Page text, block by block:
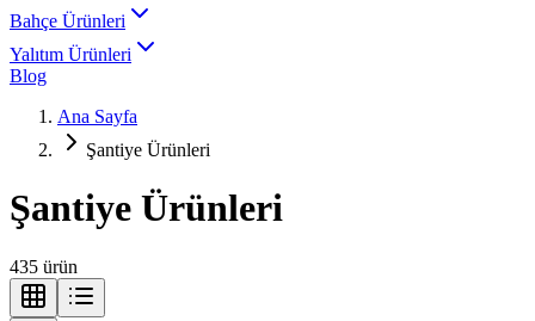
Bahçe Ürünleri
Yalıtım Ürünleri
Blog
Ana Sayfa
Şantiye Ürünleri
Şantiye Ürünleri
435 ürün